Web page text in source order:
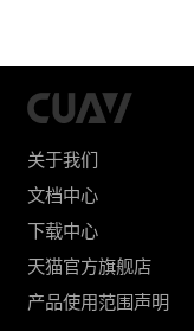
关于我们
文档中心
下载中心
天猫官方旗舰店
产品使用范围声明